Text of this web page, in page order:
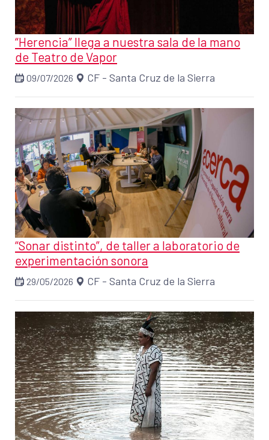
“Herencia” llega a nuestra sala de la mano
de Teatro de Vapor
09/07/2026 CF - Santa Cruz de la Sierra
“Sonar distinto”, de taller a laboratorio de
experimentación sonora
29/05/2026 CF - Santa Cruz de la Sierra